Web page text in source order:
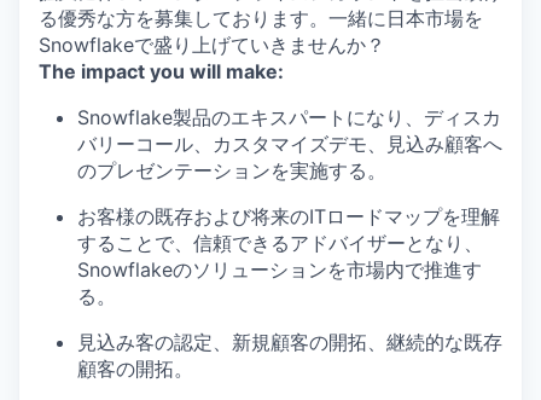
る優秀な方を募集しております。一緒に日本市場を
Snowflakeで盛り上げていきませんか？
The impact you will make:
Snowflake製品のエキスパートになり、ディスカ
バリーコール、カスタマイズデモ、見込み顧客へ
のプレゼンテーションを実施する。
お客様の既存および将来のITロードマップを理解
することで、信頼できるアドバイザーとなり、
Snowflakeのソリューションを市場内で推進す
る。
見込み客の認定、新規顧客の開拓、継続的な既存
顧客の開拓。